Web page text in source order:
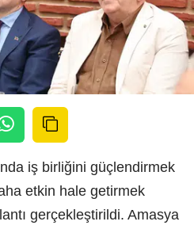
iş birliğini güçlendirmek
etkin hale getirmek
gerçekleştirildi. Amasya